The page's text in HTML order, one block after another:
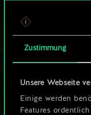
Zustimmung
Unsere Webseite
Einige werden
Features
Bis
ein
Wo es
mehr